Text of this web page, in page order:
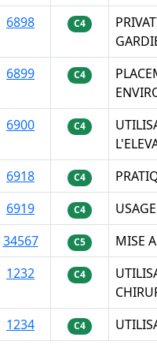
6898
C4
6899
C4
6900
C4
6918
C4
6919
C4
34567
C5
MISE
1232
C4
1234
C4